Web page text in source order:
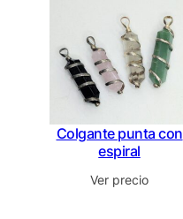
Colgante punta con
espiral
Ver precio